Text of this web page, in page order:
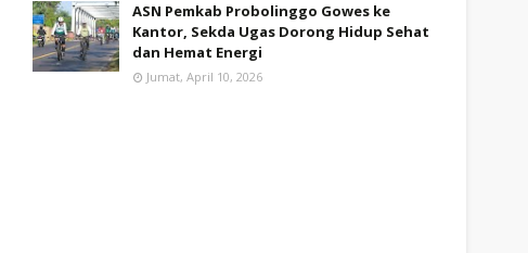
ASN Pemkab Probolinggo Gowes ke
Kantor, Sekda Ugas Dorong Hidup Sehat
dan Hemat Energi
Jumat, April 10, 2026